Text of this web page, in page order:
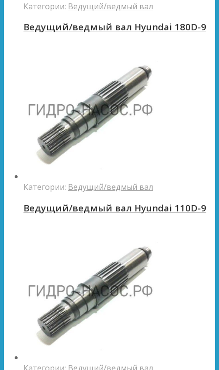
Категории: Ведущий/ведмый вал
Ведущий/ведмый вал Hyundai 180D-9
Категории: Ведущий/ведмый вал
Ведущий/ведмый вал Hyundai 110D-9
Категории: Ведущий/ведмый вал